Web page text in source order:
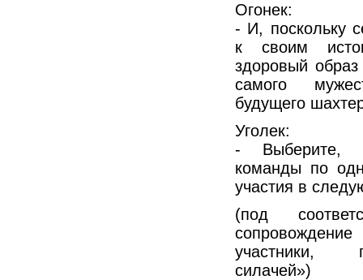
Огонек:
- И, поскольку
к своим
здоровый
самого
будущего
Уголек:
- Выберите,
команды по
участия в
(под
участники,
силачей»)